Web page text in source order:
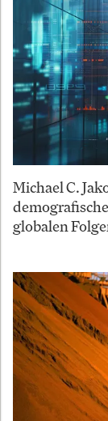
Michael C.
globalen